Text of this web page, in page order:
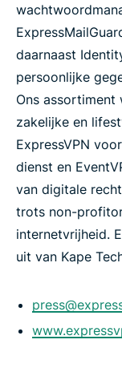
daarnaast
persoonlijke
Ons
zakelijke en
ExpressVPN
dienst en
van digitale
trots non-
internetvrijheid.
uit van Kape